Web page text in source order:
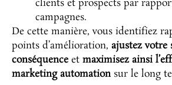
clients et prospects par
campagnes.
De cette manière, vous identifiez
points d’amélioration, ajustez votre
conséquenceet maximisez ainsi
marketing automation sur le long